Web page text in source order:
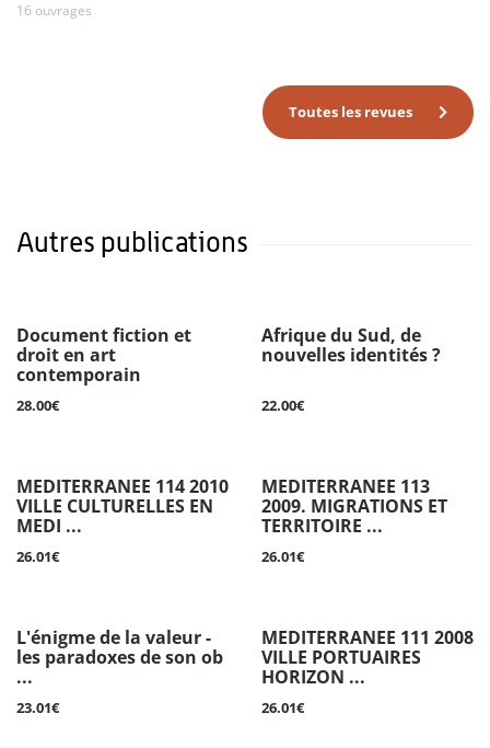
16 ouvrages
Toutes les revues
Autres publications
Document fiction et
droit en art
contemporain
28.00€
Afrique du Sud, de
nouvelles identités ?
22.00€
MEDITERRANEE 114 2010
VILLE CULTURELLES EN
MEDI ...
26.01€
MEDITERRANEE 113
2009. MIGRATIONS ET
TERRITOIRE ...
26.01€
L'énigme de la valeur -
les paradoxes de son ob
...
23.01€
MEDITERRANEE 111 2008
VILLE PORTUAIRES
HORIZON ...
26.01€